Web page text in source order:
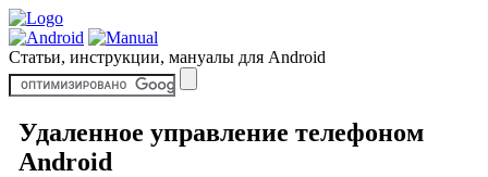
Статьи, инструкции, мануалы для Android
Удаленное управление телефоном
Android